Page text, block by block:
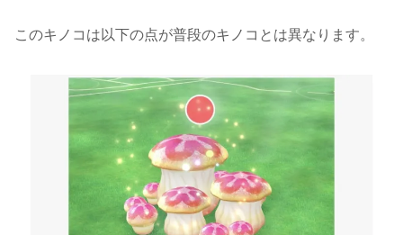
このキノコは以下の点が普段のキノコとは異なります。